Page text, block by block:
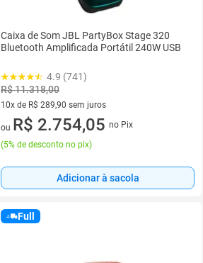
Caixa de Som JBL PartyBox Stage 320
Bluetooth Amplificada Portátil 240W USB
4.9 (741)
R$ 11.318,00
10x de R$ 289,90 sem juros
10 vez de R$ 289,90 sem juros
ou R$ 2.754,05 no Pix
(5% de desconto no pix)
Adicionar à sacola
Full